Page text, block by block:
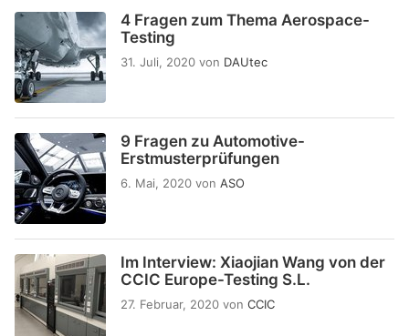
4 Fragen zum Thema Aerospace-
Testing
31. Juli, 2020 von DAUtec
9 Fragen zu Automotive-
Erstmusterprüfungen
6. Mai, 2020 von ASO
Im Interview: Xiaojian Wang von der
CCIC Europe-Testing S.L.
27. Februar, 2020 von CCIC